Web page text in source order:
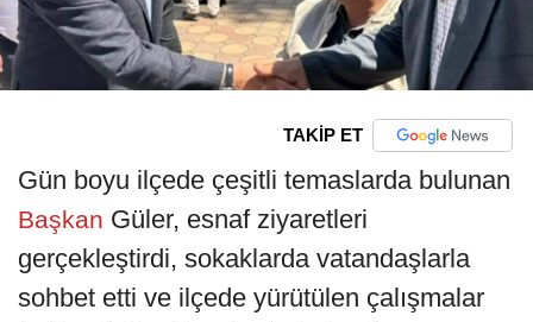
TAKİP ET
Gün boyu ilçede çeşitli temaslarda bulunan
Başkan Güler, esnaf ziyaretleri
gerçekleştirdi, sokaklarda vatandaşlarla
sohbet etti ve ilçede yürütülen çalışmalar